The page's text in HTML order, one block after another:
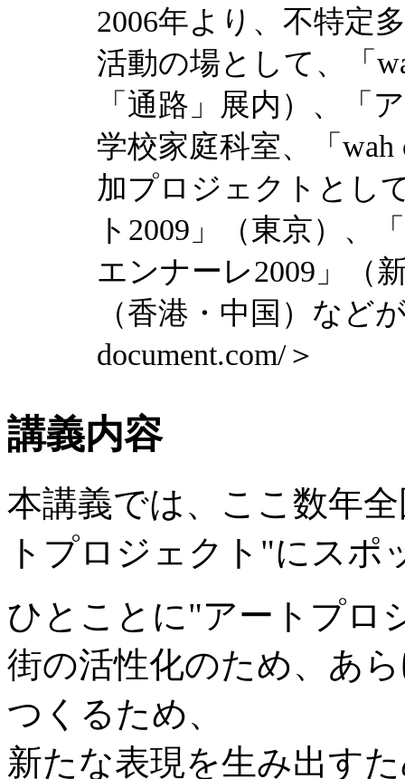
2006年より、不特定
活動の場として、「
「通路」展内）、「
学校家庭科室、「
加プロジェクトとし
ト2009」（東京）、
エンナーレ2009」（
（香港・中国）など
document.com/＞
講義内容
本講義では、ここ数年
トプロジェクト"にスポ
ひとことに"アートプロ
街の活性化のため、あ
つくるため、
新たな表現を生み出す